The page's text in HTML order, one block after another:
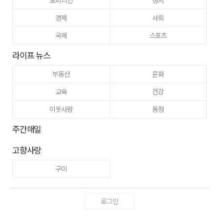
경제
사회
국제
스포츠
라이프 뉴스
부동산
문화
교육
건강
이웃사랑
동정
주간매일
고향사랑
구미
로그인